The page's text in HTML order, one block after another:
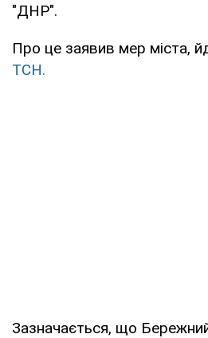
"ДНР".
Про це заявив мер міста,
ТСН.
Зазначається, що